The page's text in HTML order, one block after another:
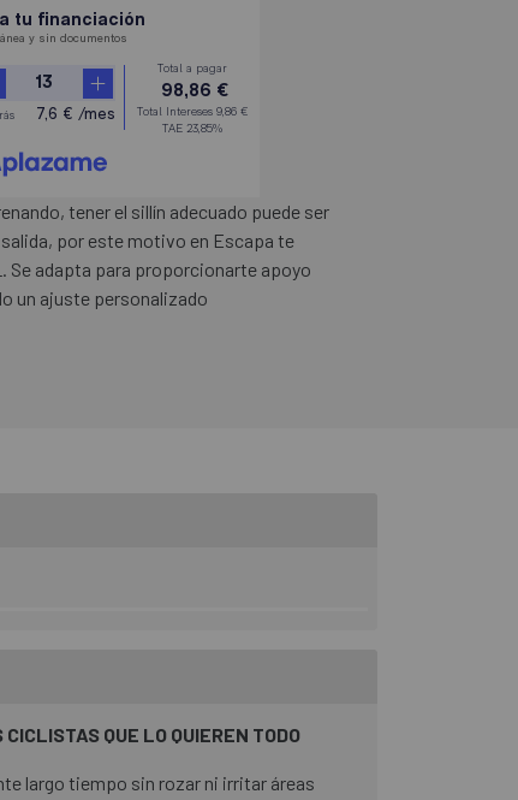
tener el sillín adecuado puede ser
por este motivo en Escapa te
Se adapta para proporcionarte apoyo
un ajuste personalizado
QUE LO QUIEREN TODO
largo tiempo sin rozar ni irritar áreas